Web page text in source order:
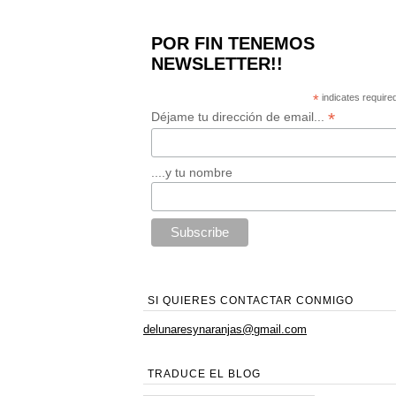
POR FIN TENEMOS
NEWSLETTER!!
* indicates
Déjame tu dirección de email... *
....y tu nombre
SI QUIERES CONTACTAR CONMIGO
delunaresynaranjas@gmail.com
TRADUCE EL BLOG